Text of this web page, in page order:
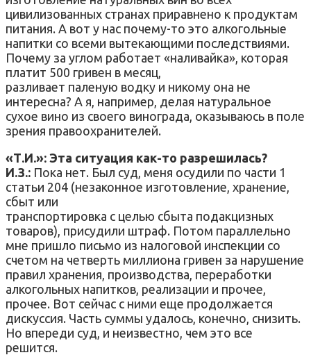
цивилизованных странах приравнено к продуктам
питания. А вот у нас почему-то это алкогольные
напитки со всеми вытекающими последствиями.
Почему за углом работает «наливайка», которая
платит 500 гривен в месяц,
разливает паленую водку и никому она не
интересна? А я, например, делая натуральное
сухое вино из своего винограда, оказываюсь в поле
зрения правоохранителей.
«Т.И.»: Эта ситуация как-то разрешилась?
И.З.: Пока нет. Был суд, меня осудили по части 1
статьи 204 (незаконное изготовление, хранение,
сбыт или
транспортировка с целью сбыта подакцизных
товаров), присудили штраф. Потом параллельно
мне пришло письмо из налоговой инспекции со
счетом на четверть миллиона гривен за нарушение
правил хранения, производства, переработки
алкогольных напитков, реализации и прочее,
прочее. Вот сейчас с ними еще продолжается
дискуссия. Часть суммы удалось, конечно, снизить.
Но впереди суд, и неизвестно, чем это все
решится.